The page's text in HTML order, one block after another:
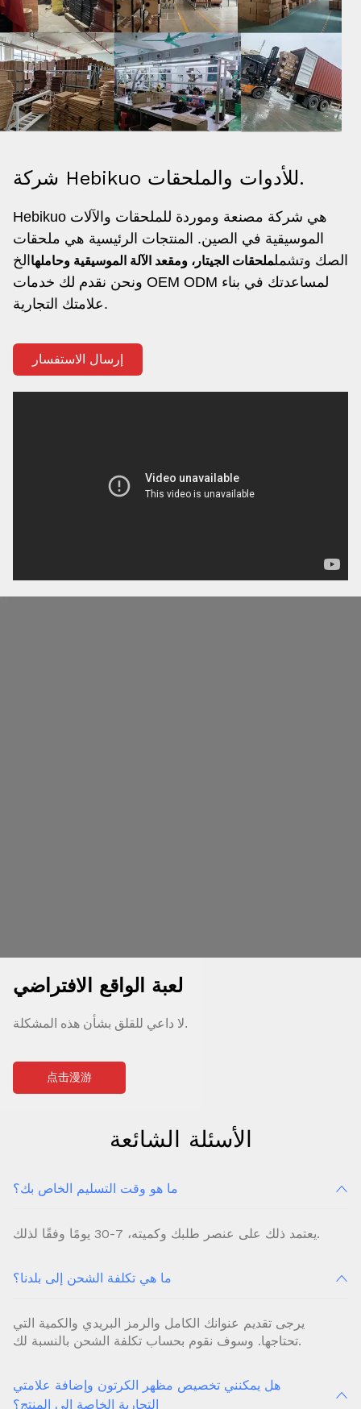
شركة Hebikuo للأدوات والملحقات.
Hebikuo هي شركة مصنعة وموردة للملحقات والآلات
الموسيقية في الصين. المنتجات الرئيسية هي ملحقات
الصك وتشململحقات الجيتار، ومقعد الآلة الموسيقية وحاملهاالخ
ونحن نقدم لك خدمات OEM ODM لمساعدتك في بناء
علامتك التجارية.
إرسال الاستفسار
لعبة الواقع الافتراضي
لا داعي للقلق بشأن هذه المشكلة.
点击漫游
الأسئلة الشائعة
ما هو وقت التسليم الخاص بك؟
يعتمد ذلك على عنصر طلبك وكميته، 7-30 يومًا وفقًا لذلك.
ما هي تكلفة الشحن إلى بلدنا؟
يرجى تقديم عنوانك الكامل والرمز البريدي والكمية التي
تحتاجها. وسوف نقوم بحساب تكلفة الشحن بالنسبة لك.
هل يمكنني تخصيص مظهر الكرتون وإضافة علامتي
التجارية الخاصة إلى المنتج؟